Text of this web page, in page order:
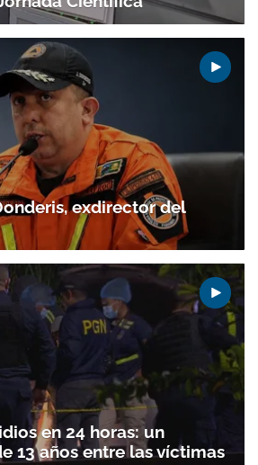
suscribirte a nuestro boletín.
exdirector del
en 24 horas: un
13 años entre las víctimas